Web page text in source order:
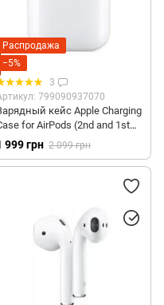
Распродажа
−5%
3
799090937070
кейс Apple Charging
for AirPods (2nd and 1st
(MV7N2/C) (no-box)
999 грн 2 099 грн